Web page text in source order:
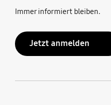
Immer informiert bleiben.
Jetzt anmelden